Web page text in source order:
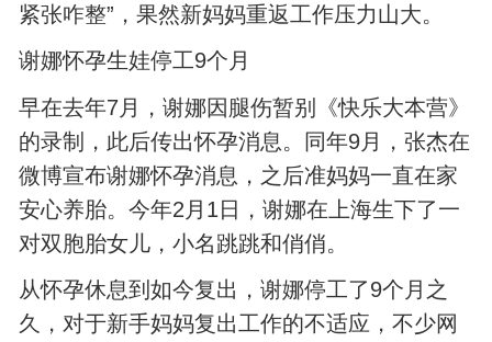
紧张咋整”，果然新妈妈重返工作压力山大。
谢娜怀孕生娃停工9个月
早在去年7月，谢娜因腿伤暂别《快乐大本营》
的录制，此后传出怀孕消息。同年9月，张杰在
微博宣布谢娜怀孕消息，之后准妈妈一直在家
安心养胎。今年2月1日，谢娜在上海生下了一
对双胞胎女儿，小名跳跳和俏俏。
从怀孕休息到如今复出，谢娜停工了9个月之
久，对于新手妈妈复出工作的不适应，不少网